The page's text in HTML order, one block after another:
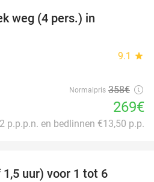
weg (4 pers.) in
9.1 star
Normalpris 358€
269€
p.p.p.n. en bedlinnen €13,50 p.p.
uur) voor 1 tot 6